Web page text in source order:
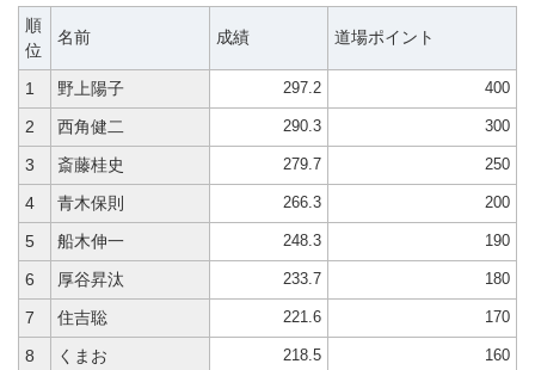
順
位
名前 成績 道場ポイント
1 野上陽子 297.2 400
2 西角健二 290.3 300
3 斎藤桂史 279.7 250
4 青木保則 266.3 200
5 船木伸一 248.3 190
6 厚谷昇汰 233.7 180
7 住吉聡 221.6 170
8 くまお 218.5 160